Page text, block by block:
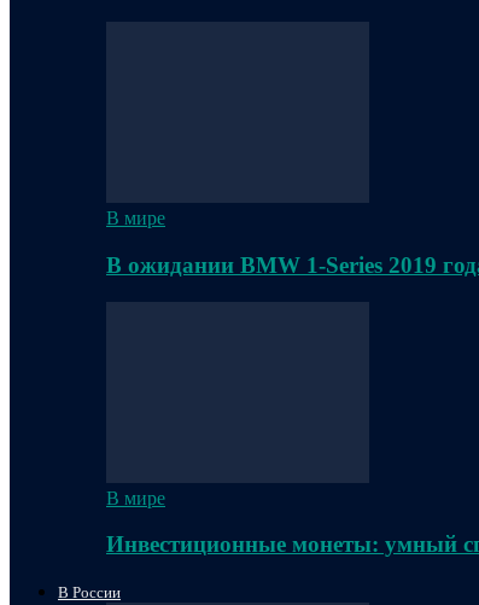
В мире
В ожидании BMW 1-Series 2019
В мире
Инвестиционные монеты: умный
В России